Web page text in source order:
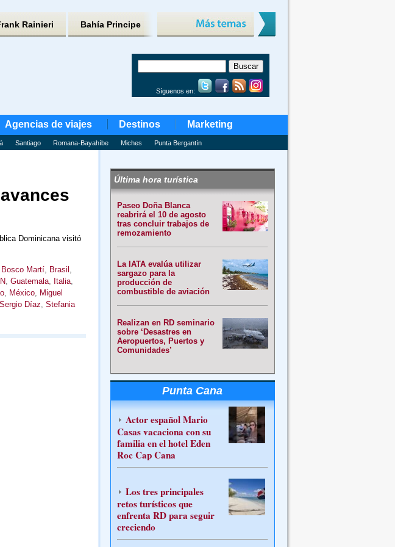
Rainieri Bahía Principe
Síguenos en:
Agencias de viajes Destinos Marketing
Santiago Romana-Bayahíbe Miches Punta Bergantín
Dominicana visitó
Bosco Martí, Brasil ,
, Guatemala, Italia,
, México, Miguel
Sergio Díaz, Stefania
Última hora turística
Paseo Doña Blanca
reabrirá el 10 de agosto
tras concluir trabajos de
remozamiento
La IATA evalúa utilizar
sargazo para la
producción de
combustible de aviación
Realizan en RD seminario
sobre ‘Desastres en
Aeropuertos, Puertos y
Comunidades’
Punta Cana
Actor español Mario
Casas vacaciona con su
familia en el hotel Eden
Roc Cap Cana
Los tres principales
retos turísticos que
enfrenta RD para seguir
creciendo